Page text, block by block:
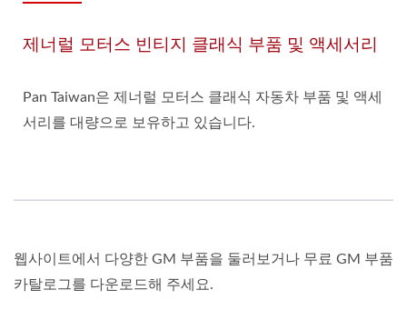
제너럴 모터스 빈티지 클래식 부품 및 액세서리
Pan Taiwan은 제너럴 모터스 클래식 자동차 부품 및 액세
서리를 대량으로 보유하고 있습니다.
웹사이트에서 다양한 GM 부품을 둘러보거나 무료 GM 부품
카탈로그를 다운로드해 주세요.